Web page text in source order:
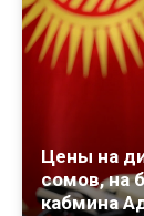
Цены на
сомов, на
кабмина